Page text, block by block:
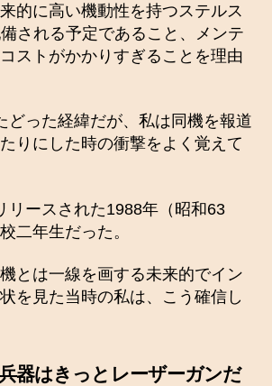
的に高い機動性を持つステルス
される予定であること、メンテ
ストがかかりすぎることを理由
どった経緯だが、私は同機を報道
りにした時の衝撃をよく覚えて
リースされた1988年（昭和63
二年生だった。
とは一線を画する未来的でイン
を見た当時の私は、こう確信し
器はきっとレーザーガンだ